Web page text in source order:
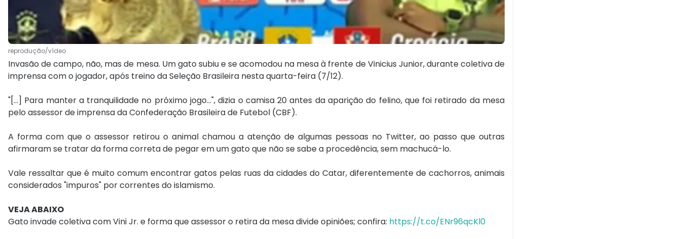
reprodução/vídeo
Invasão de campo, não, mas de mesa. Um gato subiu e se acomodou na mesa à frente de Vinicius Junior, durante coletiva de
imprensa com o jogador, após treino da Seleção Brasileira nesta quarta-feira (7/12).
"[...] Para manter a tranquilidade no próximo jogo...", dizia o camisa 20 antes da aparição do felino, que foi retirado da mesa
pelo assessor de imprensa da Confederação Brasileira de Futebol (CBF).
A forma com que o assessor retirou o animal chamou a atenção de algumas pessoas no Twitter, ao passo que outras
afirmaram se tratar da forma correta de pegar em um gato que não se sabe a procedência, sem machucá-lo.
Vale ressaltar que é muito comum encontrar gatos pelas ruas da cidades do Catar, diferentemente de cachorros, animais
considerados "impuros" por correntes do islamismo.
VEJA ABAIXO
Gato invade coletiva com Vini Jr. e forma que assessor o retira da mesa divide opiniões; confira: https://t.co/ENr96qcKl0